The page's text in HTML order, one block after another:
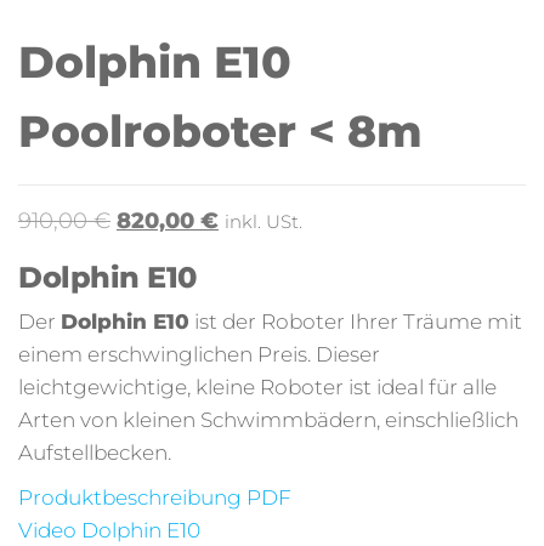
Dolphin E10
Poolroboter < 8m
910,00€ 820,00 € inkl. USt.
Dolphin E10
Der Dolphin E10 ist der Roboter Ihrer Träume mit
einem erschwinglichen Preis. Dieser
leichtgewichtige, kleine Roboter ist ideal für alle
Arten von kleinen Schwimmbädern, einschließlich
Aufstellbecken.
Produktbeschreibung PDF
Video Dolphin E10